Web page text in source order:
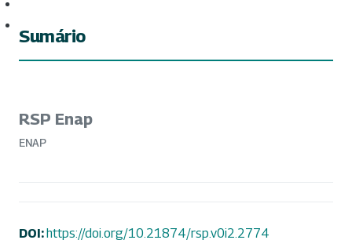
Sumário
RSP Enap
ENAP
DOI:https://doi.org/10.21874/rsp.v0i2.2774